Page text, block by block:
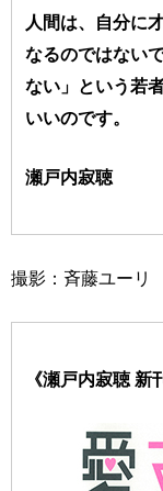
人間は、自分に
なるのではない
ない」という若
いいのです。
瀬戸内寂聴
撮影：斉藤ユーリ
《瀬戸内寂聴 新